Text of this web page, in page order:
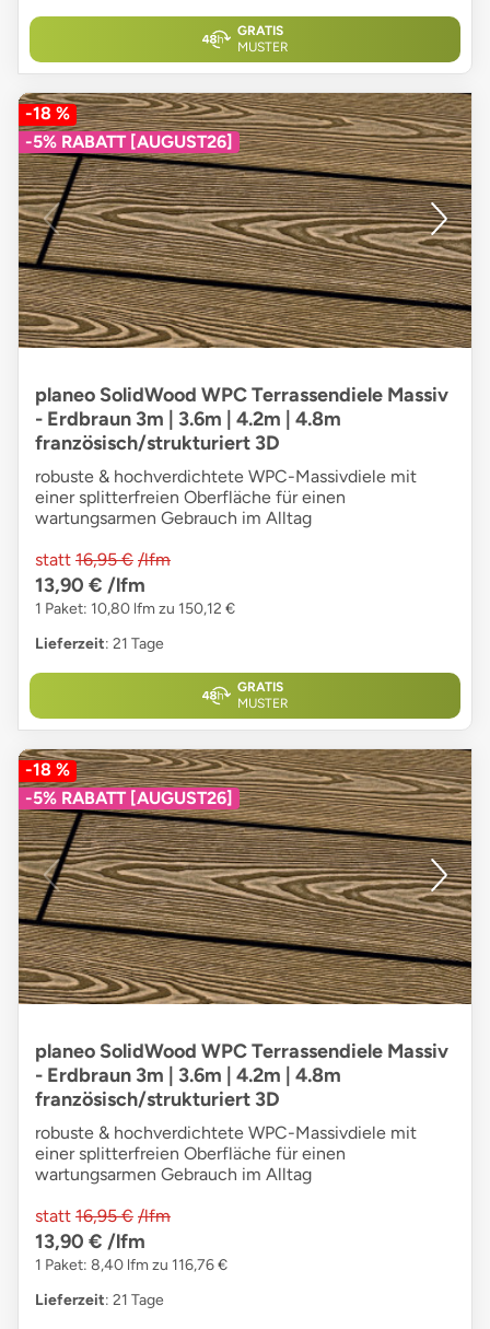
GRATIS
MUSTER
-18 %
-5% RABATT [AUGUST26]
planeo SolidWood WPC Terrassendiele Massiv
- Erdbraun 3m | 3.6m | 4.2m | 4.8m
französisch/strukturiert 3D
robuste & hochverdichtete WPC-Massivdiele mit
einer splitterfreien Oberfläche für einen
wartungsarmen Gebrauch im Alltag
statt 16,95 € /lfm
13,90 € /lfm
1 Paket: 10,80 lfm zu 150,12 €
Lieferzeit: 21 Tage
GRATIS
MUSTER
-18 %
-5% RABATT [AUGUST26]
planeo SolidWood WPC Terrassendiele Massiv
- Erdbraun 3m | 3.6m | 4.2m | 4.8m
französisch/strukturiert 3D
robuste & hochverdichtete WPC-Massivdiele mit
einer splitterfreien Oberfläche für einen
wartungsarmen Gebrauch im Alltag
statt 16,95 € /lfm
13,90 € /lfm
1 Paket: 8,40 lfm zu 116,76 €
Lieferzeit: 21 Tage